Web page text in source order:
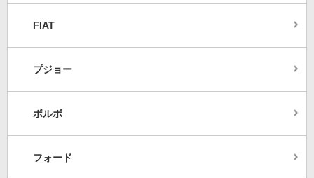
FIAT
プジョー
ボルボ
フォード